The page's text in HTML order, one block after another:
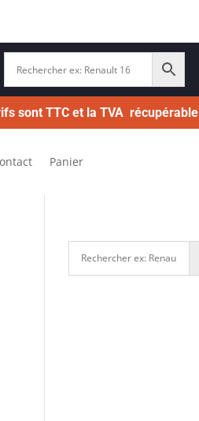
sont TTC et la TVA récupérable
Panier